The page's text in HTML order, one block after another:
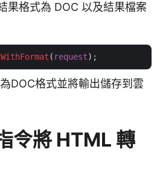
果格式為 DOC 以及結果檔案
( request
DOC格式並將輸出儲存到雲
令將 HTML 轉